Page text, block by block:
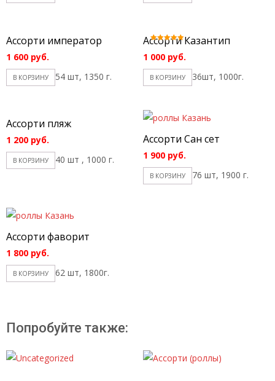
Ассорти император
1 600 руб.
В КОРЗИНУ 54 шт, 1350 г.
Ассорти Казантип
Оценка
из 5
1 000 руб.
В КОРЗИНУ 36шт, 1000г.
Ассорти пляж
1 200 руб.
В КОРЗИНУ 40 шт , 1000 г.
Ассорти Сан сет
1 900 руб.
В КОРЗИНУ 76 шт, 1900 г.
Ассорти фаворит
1 800 руб.
В КОРЗИНУ 62 шт, 1800г.
Попробуйте также: